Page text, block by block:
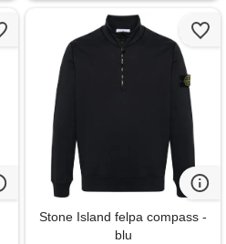
Stone Island felpa compass -
blu